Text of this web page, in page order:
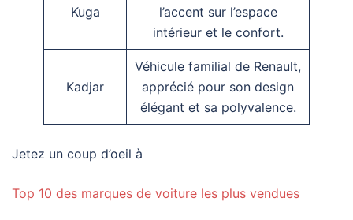
Kuga
l’accent sur l’espace
intérieur et le confort.
Kadjar
Véhicule familial de Renault,
apprécié pour son design
élégant et sa polyvalence.
Jetez un coup d’oeil à
Top 10 des marques de voiture les plus vendues